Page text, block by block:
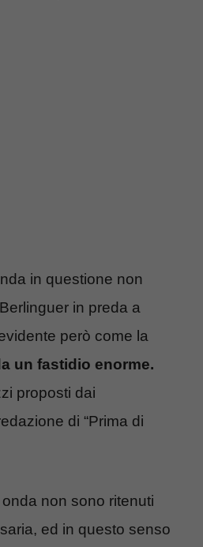
in questione non
in preda a
però come la
un fastidio enorme.
proposti dai
di “Prima di
non sono ritenuti
ed in questo senso